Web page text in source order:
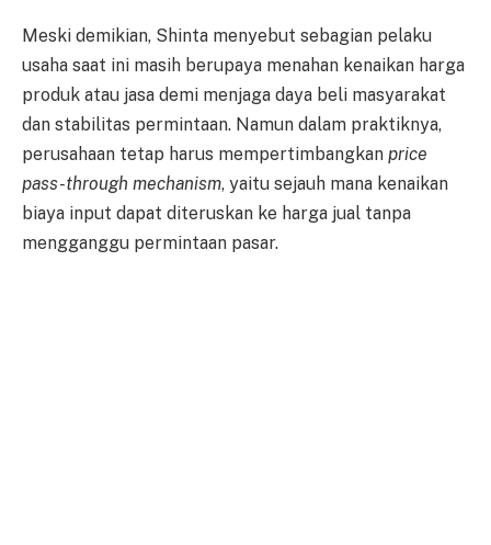
Meski demikian, Shinta menyebut sebagian pelaku
usaha saat ini masih berupaya menahan kenaikan harga
produk atau jasa demi menjaga daya beli masyarakat
dan stabilitas permintaan. Namun dalam praktiknya,
perusahaan tetap harus mempertimbangkan price
pass-through mechanism, yaitu sejauh mana kenaikan
biaya input dapat diteruskan ke harga jual tanpa
mengganggu permintaan pasar.